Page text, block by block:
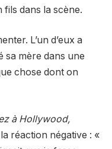
dans la scène.
L’un d’eux a
sa mère dans une
chose dont on
à Hollywood,
réaction négative : «